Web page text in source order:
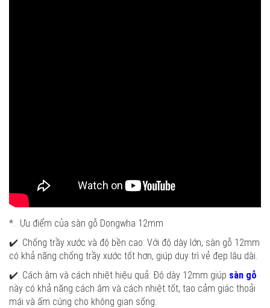
*. Ưu điểm của sàn gỗ Dongwha 12mm
✔️. Chống trầy xước và độ bền cao: Với độ dày lớn, sàn gỗ 12mm
có khả năng chống trầy xước tốt hơn, giúp duy trì vẻ đẹp lâu dài.
✔️. Cách âm và cách nhiệt hiệu quả: Độ dày 12mm giúp sàn gỗ
này có khả năng cách âm và cách nhiệt tốt, tạo cảm giác thoải
mái và ấm cúng cho không gian sống.